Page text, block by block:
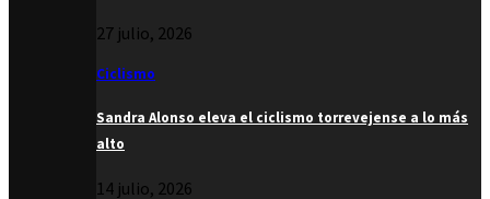
27 julio, 2026
Ciclismo
Sandra Alonso eleva el ciclismo torrevejense a lo más
alto
14 julio, 2026